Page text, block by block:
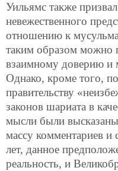
Уильямс также
невежественного
отношению к
таким образом можно
взаимному доверию и
Однако, кроме того,
правительству
законов шариата в
мысли были
массу комментариев и
лет, данное
реальность, и